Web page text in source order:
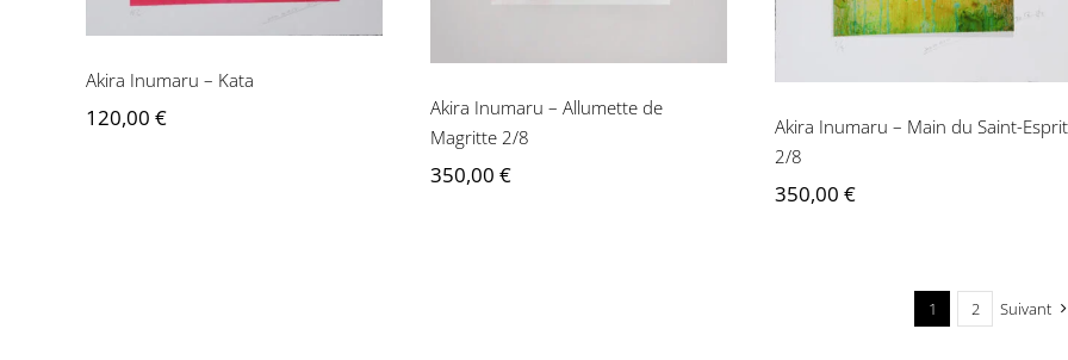
Akira Inumaru – Kata
120,00 €
Akira Inumaru – Allumette de
Magritte 2/8
350,00 €
Akira Inumaru – Main du Saint-Esprit
2/8
350,00 €
1 2 Suivant